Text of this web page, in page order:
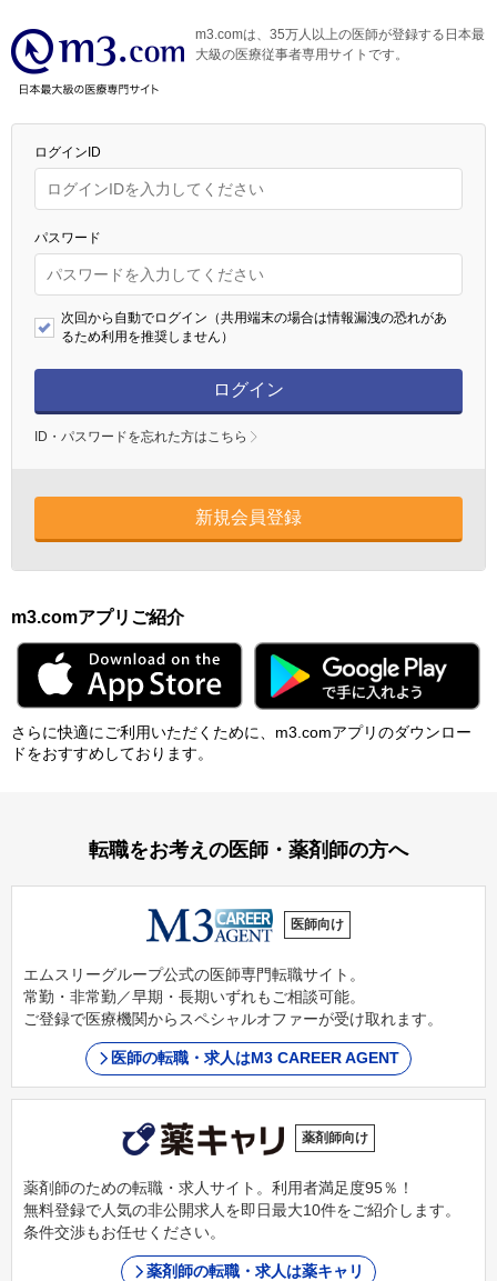
m3.comは、35万人以上の医師が登録する日本最
大級の医療従事者専用サイトです。
ログインID
パスワード
次回から自動でログイン（共用端末の場合は情報漏洩の恐れがあ
るため利用を推奨しません）
ログイン
ID・パスワードを忘れた方はこちら
新規会員登録
m3.comアプリご紹介
さらに快適にご利⽤いただくために、m3.comアプリのダウンロー
ドをおすすめしております。
転職をお考えの医師・薬剤師の方へ
医師向け
エムスリーグループ公式の医師専門転職サイト。
常勤・非常勤／早期・長期いずれもご相談可能。
ご登録で医療機関からスペシャルオファーが受け取れます。
医師の転職・求人はM3 CAREER AGENT
薬剤師向け
薬剤師のための転職・求人サイト。利用者満足度95％！
無料登録で人気の非公開求人を即日最大10件をご紹介します。
条件交渉もお任せください。
薬剤師の転職・求人は薬キャリ